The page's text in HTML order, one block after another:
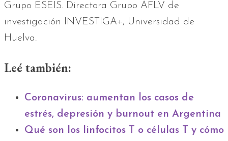
Grupo ESEIS. Directora Grupo AFLV de
investigación INVESTIGA+, Universidad de
Huelva.
Leé también:
Coronavirus: aumentan los casos de
estrés, depresión y burnout en Argentina
Qué son los linfocitos T o células T y cómo